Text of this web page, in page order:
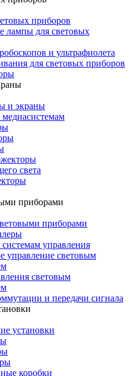
приборов
лампы для световых
и ультрафиолета
для световых приборов
и экраны
света
приборами
приборами
управления
управление световым
световым
и передачи сигнала
установки
коробки